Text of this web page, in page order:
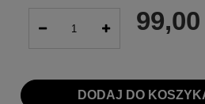
99,00
DODAJ DO